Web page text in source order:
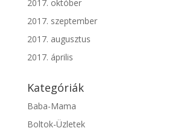
2017. október
2017. szeptember
2017. augusztus
2017. április
Kategóriák
Baba-Mama
Boltok-Üzletek